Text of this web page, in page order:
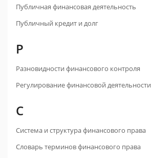
Публичная финансовая деятельность
Публичный кредит и долг
Р
Разновидности финансового контроля
Регулирование финансовой деятельности
С
Система и структура финансового права
Словарь терминов финансового права